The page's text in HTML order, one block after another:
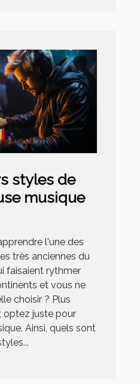
styles de
musique
l'une des
très anciennes du
faisaient rythmer
et vous ne
choisir ? Plus
optez juste pour
Ainsi, quels sont